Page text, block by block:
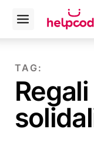
contenuto
Helpcode
Italia
Open
menu
TAG: